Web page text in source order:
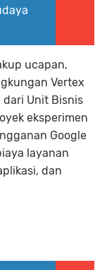
ucapan,
Vertex
dari Unit Bisnis
eksperimen
Google
layanan
dan